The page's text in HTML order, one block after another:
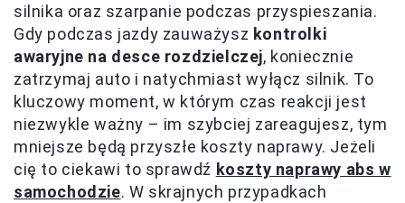
silnika oraz szarpanie podczas przyspieszania.
Gdy podczas jazdy zauważysz kontrolki
awaryjne na desce rozdzielczej, koniecznie
zatrzymaj auto i natychmiast wyłącz silnik. To
kluczowy moment, w którym czas reakcji jest
niezwykle ważny – im szybciej zareagujesz, tym
mniejsze będą przyszłe koszty naprawy. Jeżeli
cię to ciekawi to sprawdź koszty naprawy abs w
samochodzie. W skrajnych przypadkach